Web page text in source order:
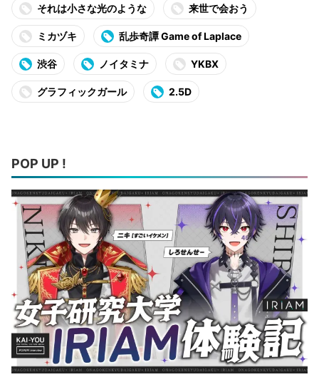
それは小さな光のような 来世で会おう
ミカヅキ 乱歩奇譚 Game of Laplace
渋谷 ノイタミナ YKBX
グラフィックガール 2.5D
POP UP !